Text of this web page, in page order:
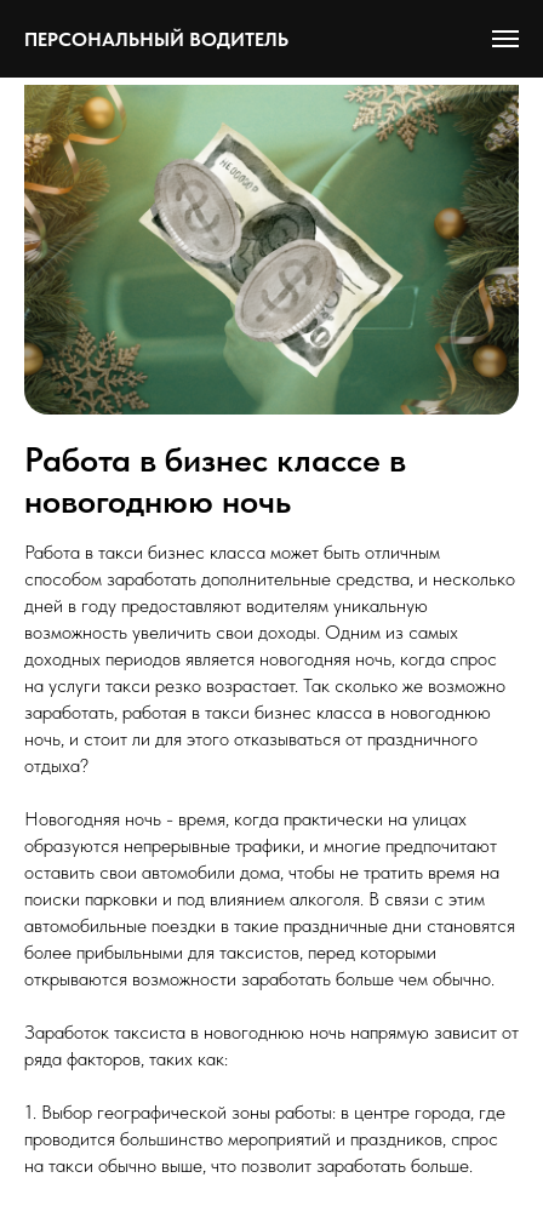
ПЕРСОНАЛЬНЫЙ ВОДИТЕЛЬ
Работа в бизнес классе в
новогоднюю ночь
Работа в такси бизнес класса может быть отличным
способом заработать дополнительные средства, и несколько
дней в году предоставляют водителям уникальную
возможность увеличить свои доходы. Одним из самых
доходных периодов является новогодняя ночь, когда спрос
на услуги такси резко возрастает. Так сколько же возможно
заработать, работая в такси бизнес класса в новогоднюю
ночь, и стоит ли для этого отказываться от праздничного
отдыха?
Новогодняя ночь - время, когда практически на улицах
образуются непрерывные трафики, и многие предпочитают
оставить свои автомобили дома, чтобы не тратить время на
поиски парковки и под влиянием алкоголя. В связи с этим
автомобильные поездки в такие праздничные дни становятся
более прибыльными для таксистов, перед которыми
открываются возможности заработать больше чем обычно.
Заработок таксиста в новогоднюю ночь напрямую зависит от
ряда факторов, таких как:
1. Выбор географической зоны работы: в центре города, где
проводится большинство мероприятий и праздников, спрос
на такси обычно выше, что позволит заработать больше.